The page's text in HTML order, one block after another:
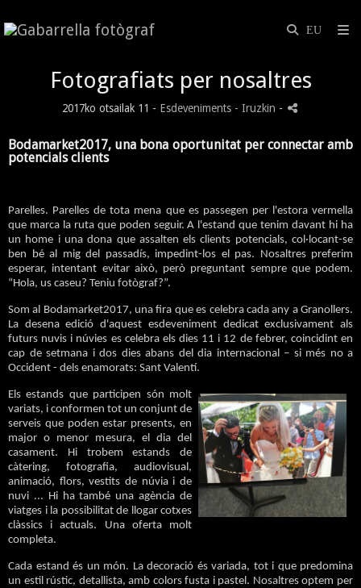
Fotografiats per nosaltres
2017ko otsailak 11 - Esdeveniments - Iruzkin -
Bodamarket2017, una bona oportunitat per connectar amb
potencials clients
Parelles. Parelles de tota mena que es passegen per l'estora vermella
que marca la ruta que poden seguir. A l'estand que tenim davant hi ha
un home i una dona que assalten els clients potencials, col·locant-se
ben bé al mig del passadís, impedint-los el pas. Nosaltres preferim
esperar, intentant evitar això, però preguntant sempre que podem.
“Hola, us caseu? Teniu fotògraf?”.
Som al Bodamarket2017, una fira que es celebra cada any a Granollers.
La desena edició d'aquest esdeveniment dedicat exclusivament als
futurs nuvis i núvies es celebra els dies 11 i 12 de febrer, coincidint en
cap de setmana i dos dies abans del dia internacional – si més no a
Occident - dels enamorats: Sant Valentí.
Els estands que participen són molt
variats, i conformen tot un conjunt de
serveis que poden estar presents, en
major o menor mesura, el dia del
casament. Hi trobem estands de
càtering, fotografia, audiovisual,
animació, flors, vestits de núvia i de
nuvi ... Hi ha també una agència de
viatges i la possibilitat de llogar cotxes
clàssics i actuals. Una oferta molt
completa.
Cada estand és un món. La decoració és variada, tot i que predomina
un estil rústic, detallista, amb colors fusta i pastel. Nosaltres optem per